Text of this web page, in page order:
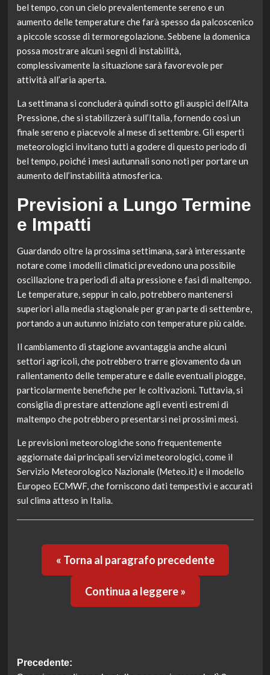
bel tempo, con un cielo prevalentemente sereno e un
aumento delle temperature che farà spesso da palcoscenico
a piccole scosse di termoregolazione. Sebbene la domenica
possa mostrare alcuni segni di instabilità,
complessivamente la situazione sarà favorevole per
attività all’aria aperta.
La settimana si concluderà quindi sotto gli auspici dell’Alta
Pressione, che si stabilizzerà sull’Italia, fornendo così un
finale sereno e piacevole al mese di settembre. Gli esperti
meteorologici invitano tutti a godere di questo periodo di
bel tempo, poiché i mesi autunnali sono noti per portare un
aumento dell’instabilità atmosferica.
Previsioni a Lungo Termine
e Impatti
Guardando oltre la prossima settimana, sarà interessante
notare come i modelli climatici prevedono una possibile
oscillazione tra periodi di alta pressione e fasi di maltempo.
Le temperature, seppur in calo, potrebbero mantenersi
superiori alla media stagionale per gran parte di settembre,
portando a un autunno iniziato con temperature più calde.
Il cambiamento di stagione avvantaggia anche alcuni
settori agricoli, che potrebbero trarre giovamento da un
rallentamento delle temperature e dalle eventuali piogge,
particolarmente benefiche per le coltivazioni. Tuttavia, si
consiglia di prestare attenzione agli eventi estremi di
maltempo che potrebbero presentarsi nei prossimi mesi.
Le previsioni meteorologiche sono frequentemente
aggiornate dai principali servizi meteorologici, come il
Servizio Meteorologico Nazionale (Meteo.it) e il modello
Europeo ECMWF, che forniscono dati tempestivi e accurati
sul clima atteso in Italia.
« Torna al paragrafo precedente
Continua a leggere »
Navigazione
Precedente: